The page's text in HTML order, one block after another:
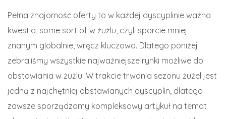
Pełna znajomość oferty to w każdej dyscyplinie ważna
kwestia, some sort of w żużlu, czyli sporcie mniej
znanym globalnie, wręcz kluczowa. Dlatego poniżej
zebraliśmy wszystkie najważniejsze rynki możliwe do
obstawiania w żużlu. W trakcie trwania sezonu żużel jest
jedną z najchętniej obstawianych dyscyplin, dlatego
zawsze sporządzamy kompleksowy artykuł na temat